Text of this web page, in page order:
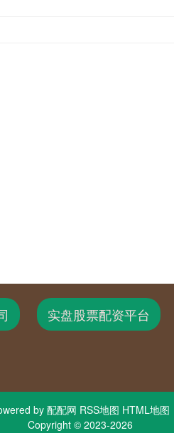
实盘股票配资平台
by配配网 RSS地图 HTML地图
Copyright © 2023-2026